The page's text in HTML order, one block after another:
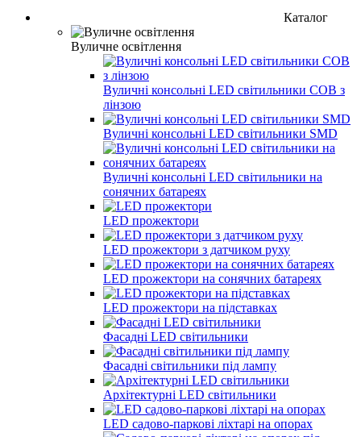
Каталог
Вуличне освітлення
Вуличні консольні LED світильники COB з
лінзою
Вуличні консольні LED світильники SMD
Вуличні консольні LED світильники на
сонячних батареях
LED прожектори
LED прожектори з датчиком руху
LED прожектори на сонячних батареях
LED прожектори на підставках
Фасадні LED світильники
Фасадні світильники під лампу
Архітектурні LED світильники
LED садово-паркові ліхтарі на опорах